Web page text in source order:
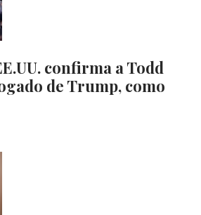
confirma a Todd
de Trump, como